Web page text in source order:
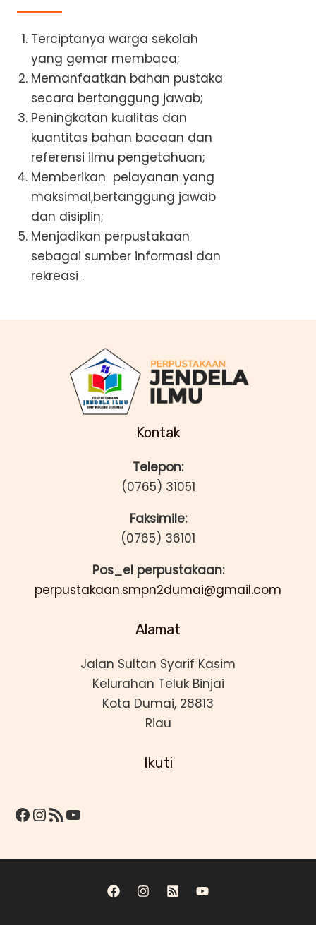
Terciptanya warga sekolah
yang gemar membaca;
Memanfaatkan bahan pustaka
secara bertanggung jawab;
Peningkatan kualitas dan
kuantitas bahan bacaan dan
referensi ilmu pengetahuan;
Memberikan pelayanan yang
maksimal,bertanggung jawab
dan disiplin;
Menjadikan perpustakaan
sebagai sumber informasi dan
rekreasi .
Kontak
Telepon:
(0765) 31051
Faksimile:
(0765) 36101
Pos_el perpustakaan:
perpustakaan.smpn2dumai@gmail.com
Alamat
Jalan Sultan Syarif Kasim
Kelurahan Teluk Binjai
Kota Dumai, 28813
Riau
Ikuti
Facebook
Instagram
Feed RSSYouTube